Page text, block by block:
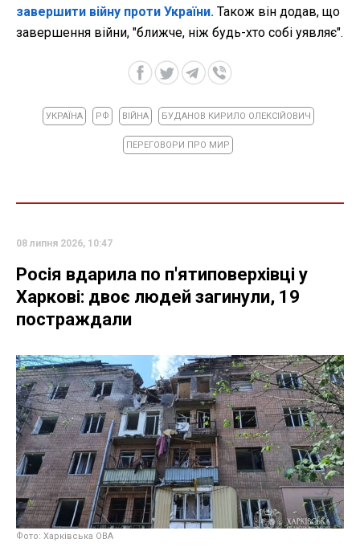
завершити війну проти України. Також він додав, що
завершення війни, "ближче, ніж будь-хто собі уявляє".
УКРАЇНА РФ ВІЙНА БУДАНОВ КИРИЛО ОЛЕКСІЙОВИЧ
ПЕРЕГОВОРИ ПРО МИР
08 липня 2026, 10:47
Росія вдарила по п'ятиповерхівці у
Харкові: двоє людей загинули, 19
постраждали
Фото: Харківська ОВА